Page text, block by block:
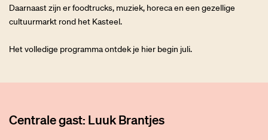
Daarnaast zijn er foodtrucks, muziek, horeca en een gezellige
cultuurmarkt rond het Kasteel.
Het volledige programma ontdek je hier begin juli.
Centrale gast: Luuk Brantjes